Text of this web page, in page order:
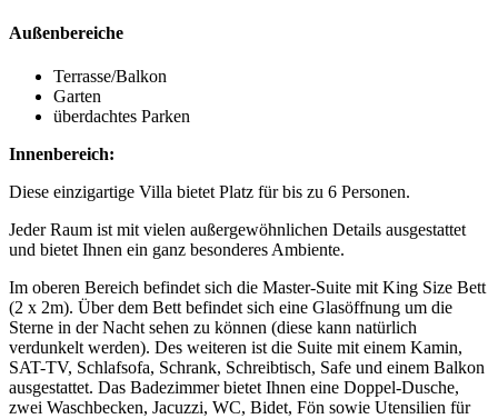
Außenbereiche
Terrasse/Balkon
Garten
überdachtes Parken
Innenbereich:
Diese einzigartige Villa bietet Platz für bis zu 6 Personen.
Jeder Raum ist mit vielen außergewöhnlichen Details ausgestattet
und bietet Ihnen ein ganz besonderes Ambiente.
Im oberen Bereich befindet sich die Master-Suite mit King Size Bett
(2 x 2m). Über dem Bett befindet sich eine Glasöffnung um die
Sterne in der Nacht sehen zu können (diese kann natürlich
verdunkelt werden). Des weiteren ist die Suite mit einem Kamin,
SAT-TV, Schlafsofa, Schrank, Schreibtisch, Safe und einem Balkon
ausgestattet. Das Badezimmer bietet Ihnen eine Doppel-Dusche,
zwei Waschbecken, Jacuzzi, WC, Bidet, Fön sowie Utensilien für